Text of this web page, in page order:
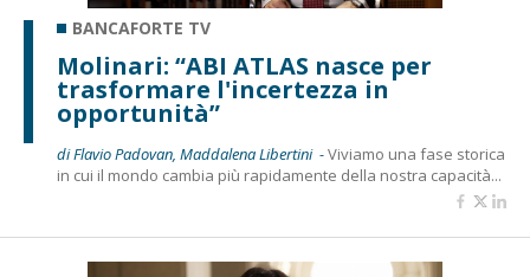
BANCAFORTE TV
Molinari: “ABI ATLAS nasce per
trasformare l'incertezza in
opportunità”
di Flavio Padovan, Maddalena Libertini -Viviamo una fase storica
in cui il mondo cambia più rapidamente della nostra capacità...